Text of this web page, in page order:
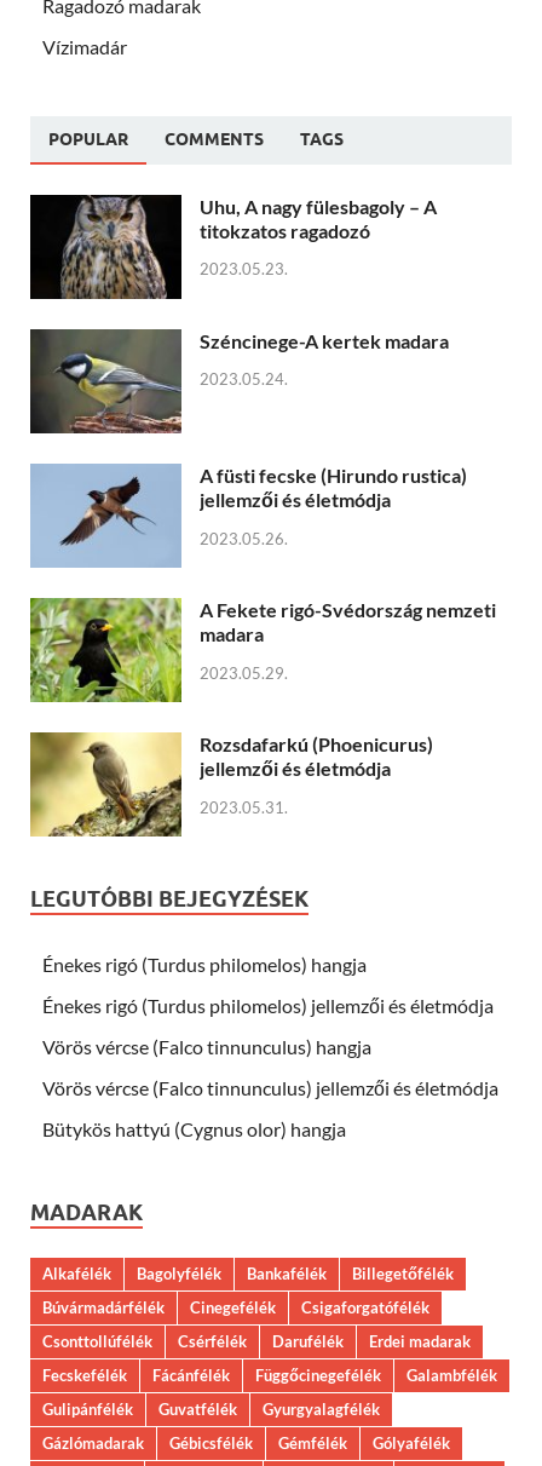
Ragadozó madarak
Vízimadár
POPULAR COMMENTS TAGS
Uhu, A nagy fülesbagoly – A
titokzatos ragadozó
2023.05.23.
Széncinege-A kertek madara
2023.05.24.
A füsti fecske (Hirundo rustica)
jellemzői és életmódja
2023.05.26.
A Fekete rigó-Svédország nemzeti
madara
2023.05.29.
Rozsdafarkú (Phoenicurus)
jellemzői és életmódja
2023.05.31.
LEGUTÓBBI BEJEGYZÉSEK
Énekes rigó (Turdus philomelos) hangja
Énekes rigó (Turdus philomelos) jellemzői és életmódja
Vörös vércse (Falco tinnunculus) hangja
Vörös vércse (Falco tinnunculus) jellemzői és életmódja
Bütykös hattyú (Cygnus olor) hangja
MADARAK
Alkafélék Bagolyfélék Bankafélék
Billegetőfélék
Búvármadárfélék
Cinegefélék
Csigaforgatófélék
Csonttollúfélék
Csérfélék Darufélék
Erdei madarak
Fecskefélék
Fácánfélék Függőcinegefélék
Galambfélék
Gulipánfélék
Guvatfélék
Gyurgyalagfélék
Gázlómadarak
Gébicsfélék Gémfélék
Gólyafélék